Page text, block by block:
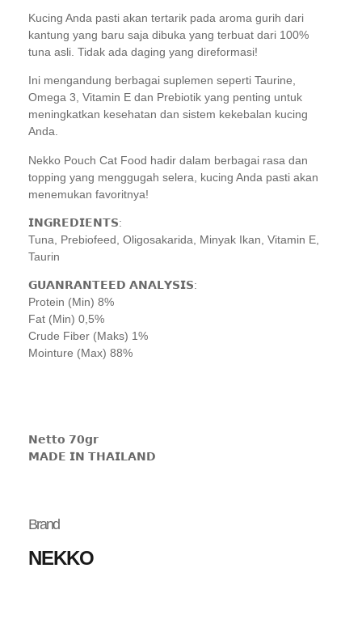
Kucing Anda pasti akan tertarik pada aroma gurih dari
kantung yang baru saja dibuka yang terbuat dari 100%
tuna asli. Tidak ada daging yang direformasi!
Ini mengandung berbagai suplemen seperti Taurine,
Omega 3, Vitamin E dan Prebiotik yang penting untuk
meningkatkan kesehatan dan sistem kekebalan kucing
Anda.
Nekko Pouch Cat Food hadir dalam berbagai rasa dan
topping yang menggugah selera, kucing Anda pasti akan
menemukan favoritnya!
𝗜𝗡𝗚𝗥𝗘𝗗𝗜𝗘𝗡𝗧𝗦:
Tuna, Prebiofeed, Oligosakarida, Minyak Ikan, Vitamin E,
Taurin
𝗚𝗨𝗔𝗡𝗥𝗔𝗡𝗧𝗘𝗘𝗗 𝗔𝗡𝗔𝗟𝗬𝗦𝗜𝗦:
Protein (Min) 8%
Fat (Min) 0,5%
Crude Fiber (Maks) 1%
Mointure (Max) 88%
𝗡𝗲𝘁𝘁𝗼 𝟳𝟬𝗴𝗿
𝗠𝗔𝗗𝗘 𝗜𝗡 𝗧𝗛𝗔𝗜𝗟𝗔𝗡𝗗
Brand
NEKKO